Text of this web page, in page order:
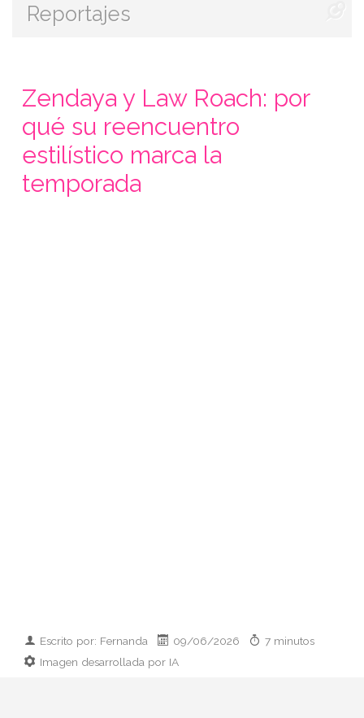
Reportajes
Zendaya y Law Roach: por
qué su reencuentro
estilístico marca la
temporada
Escrito por: Fernanda 09/06/2026
7 minutos
Imagen desarrollada por IA